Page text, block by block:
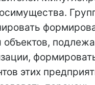
объектов,
этих